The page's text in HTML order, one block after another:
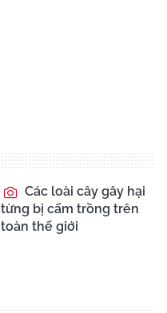
Các loài cây gây hại
từng bị cấm trồng trên
toàn thế giới